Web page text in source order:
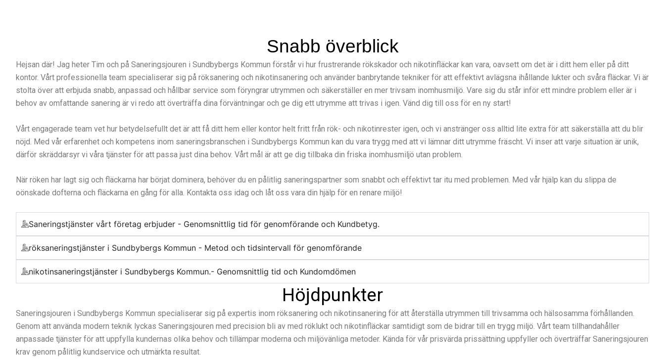
Snabb överblick
Hejsan där! Jag heter Tim och på Saneringsjouren i Sundbybergs Kommun förstår vi hur frustrerande rökskador och nikotinfläckar kan vara, oavsett om det är i ditt hem eller på ditt
kontor. Vårt professionella team specialiserar sig på röksanering och nikotinsanering och använder banbrytande tekniker för att effektivt avlägsna ihållande lukter och svåra fläckar. Vi är
stolta över att erbjuda snabb, anpassad och hållbar service som föryngrar utrymmen och säkerställer en mer trivsam inomhusmiljö. Vare sig du står inför ett mindre problem eller är i
behov av omfattande sanering är vi redo att överträffa dina förväntningar och ge dig ett utrymme att trivas i igen. Vänd dig till oss för en ny start!
Vårt engagerade team vet hur betydelsefullt det är att få ditt hem eller kontor helt fritt från rök- och nikotinrester igen, och vi anstränger oss alltid lite extra för att säkerställa att du blir
nöjd. Med vår erfarenhet och kompetens inom saneringsbranschen i Sundbybergs Kommun kan du vara trygg med att vi lämnar ditt utrymme fräscht. Vi inser att varje situation är unik,
därför skräddarsyr vi våra tjänster för att passa just dina behov. Vårt mål är att ge dig tillbaka din friska inomhusmiljö utan problem.
När röken har lagt sig och fläckarna har börjat dominera, behöver du en pålitlig saneringspartner som snabbt och effektivt tar itu med problemen. Med vår hjälp kan du slippa de
oönskade dofterna och fläckarna en gång för alla. Kontakta oss idag och låt oss vara din hjälp för en renare miljö!
Saneringstjänster vårt företag erbjuder - Genomsnittlig tid för genomförande och Kundbetyg.
röksaneringstjänster i Sundbybergs Kommun - Metod och tidsintervall för genomförande
nikotinsaneringstjänster i Sundbybergs Kommun.- Genomsnittlig tid och Kundomdömen
Höjdpunkter
Saneringsjouren i Sundbybergs Kommun specialiserar sig på expertis inom röksanering och nikotinsanering för att återställa utrymmen till trivsamma och hälsosamma förhållanden.
Genom att använda modern teknik lyckas Saneringsjouren med precision bli av med röklukt och nikotinfläckar samtidigt som de bidrar till en trygg miljö. Vårt team tillhandahåller
anpassade tjänster för att uppfylla kundernas olika behov och tillämpar moderna och miljövänliga metoder. Kända för vår prisvärda prissättning uppfyller och överträffar Saneringsjouren
krav genom pålitlig kundservice och utmärkta resultat.